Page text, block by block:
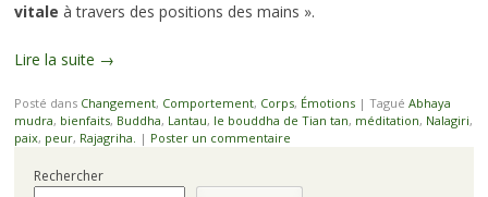
vitale à travers des positions des mains ».
Lire la suite →
Posté dans Changement, Comportement, Corps, Émotions | Tagué Abhaya
mudra, bienfaits, Buddha, Lantau, le bouddha de Tian tan, méditation, Nalagiri,
paix, peur, Rajagriha. | Poster un commentaire
Rechercher